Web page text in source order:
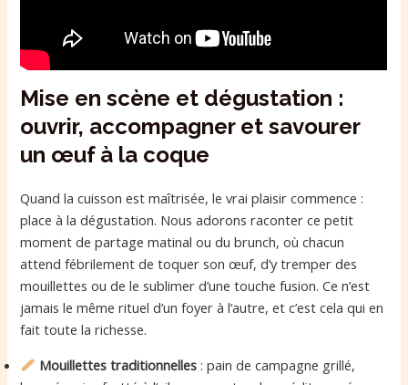
Mise en scène et dégustation :
ouvrir, accompagner et savourer
un œuf à la coque
Quand la cuisson est maîtrisée, le vrai plaisir commence :
place à la dégustation. Nous adorons raconter ce petit
moment de partage matinal ou du brunch, où chacun
attend fébrilement de toquer son œuf, d’y tremper des
mouillettes ou de le sublimer d’une touche fusion. Ce n’est
jamais le même rituel d’un foyer à l’autre, et c’est cela qui en
fait toute la richesse.
Mouillettes traditionnelles : pain de campagne grillé,